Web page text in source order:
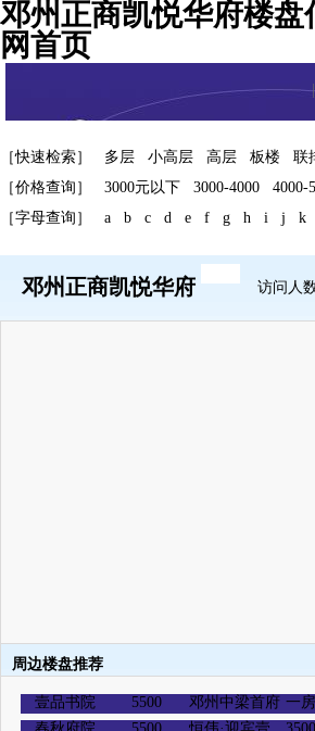
邓州正商凯悦华府楼盘
网首页
|
［快速检索］ 多层 小高层 高层 板楼 联
［价格查询］
3000元以下 3000-4000 4000-
［字母查询］ a b c d e f g h i j k
邓州正商凯悦华府
访问人
周边楼盘推荐
壹品书院 5500 邓州中梁首府 一房